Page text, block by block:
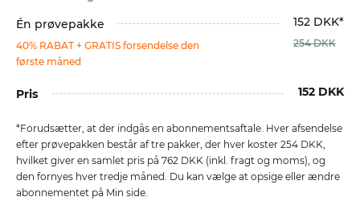
Én prøvepakke
40% RABAT + GRATIS forsendelse den
første måned
152 DKK*
254 DKK
Pris 152 DKK
*Forudsætter, at der indgås en abonnementsaftale. Hver afsendelse
efter prøvepakken består af tre pakker, der hver koster 254 DKK,
hvilket giver en samlet pris på 762 DKK (inkl. fragt og moms), og
den fornyes hver tredje måned. Du kan vælge at opsige eller ændre
abonnementet på Min side.